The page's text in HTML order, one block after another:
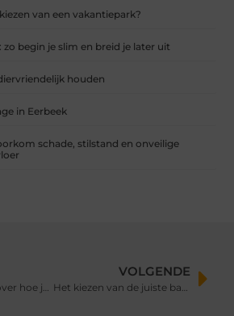
van een vakantiepark?
zo begin je slim en breid je later uit
houden
in Eerbeek
schade, stilstand en onveilige
Uitleg en advies over hoe je je baby leert kruipen
VOLGENDE
Het kiezen van de juiste babynaam